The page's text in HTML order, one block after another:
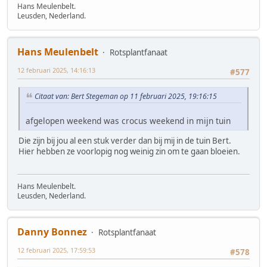
Hans Meulenbelt.
Leusden, Nederland.
Hans Meulenbelt
Rotsplantfanaat
#577
12 februari 2025, 14:16:13
Citaat van: Bert Stegeman op 11 februari 2025, 19:16:15
afgelopen weekend was crocus weekend in mijn tuin
Die zijn bij jou al een stuk verder dan bij mij in de tuin Bert.
Hier hebben ze voorlopig nog weinig zin om te gaan bloeien.
Hans Meulenbelt.
Leusden, Nederland.
Danny Bonnez
Rotsplantfanaat
#578
12 februari 2025, 17:59:53